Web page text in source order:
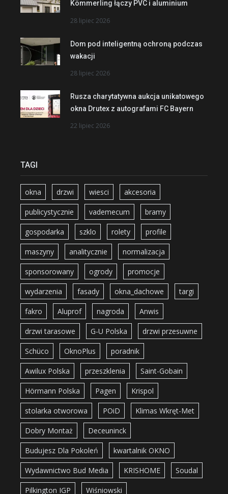
Kömmerling łączy PVC i aluminium
28 lipiec 2026
Dom pod inteligentną ochroną podczas
wakacji
28 lipiec 2026
Rusza charytatywna aukcja unikatowego
okna Drutex z autografami FC Bayern
22 lipiec 2026
TAGI
okna drzwi wiesci akcesoria
publicystycznie vademecum bramy
gospodarka szklo rolety profile
maszyny analitycznie normalizacja
sponsorowany ogrody promocje
wydarzenia fasady okna_dachowe targi
fakro Aluprof nagroda Anwis
drzwi tarasowe G-U Polska drzwi przesuwne
Schüco OknoPlus poradnik
Awilux Polska przeszklenia Saint-Gobain
Hörmann Polska Pagen Krispol
stolarka otworowa POiD Klimas Wkręt-Met
Dobry Montaż Deceuninck
Budujesz Dla Pokoleń kwartalnik OKNO
Wydawnictwo Bud Media KRISHOME Soudal
Pilkington IGP Wiśniowski